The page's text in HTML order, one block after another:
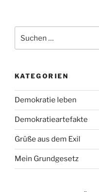
nicht
wir?“
nach:
KATEGORIEN
Demokratie leben
Demokratieartefakte
Grüße aus dem Exil
Mein Grundgesetz